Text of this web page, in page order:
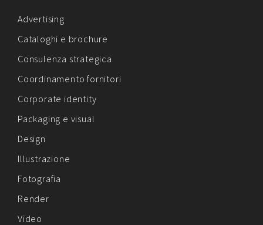
Advertising
Cataloghi e brochure
Consulenza strategica
Coordinamento fornitori
Corporate identity
Packaging e visual
Design
Illustrazione
Fotografia
Render
Video